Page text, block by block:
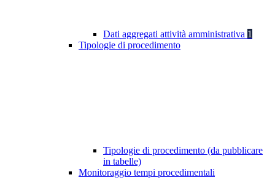
Dati aggregati attività amministrativa 1
Tipologie di procedimento
Tipologie di procedimento (da pubblicare
in tabelle)
Monitoraggio tempi procedimentali